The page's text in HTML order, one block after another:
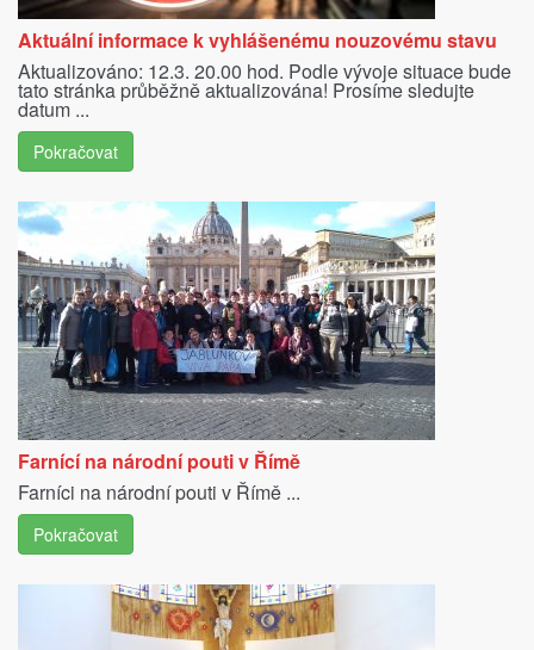
Aktuální informace k vyhlášenému nouzovému stavu
Aktualizováno: 12.3. 20.00 hod. Podle vývoje situace bude
tato stránka průběžně aktualizována! Prosíme sledujte
datum ...
Pokračovat
Farnící na národní pouti v Římě
Farníci na národní pouti v Římě ...
Pokračovat